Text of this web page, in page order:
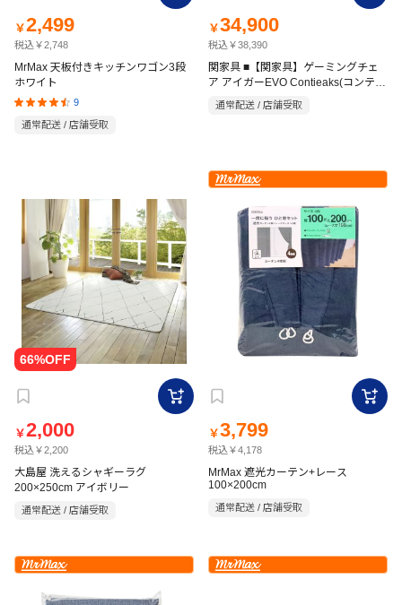
￥2,499
税込￥2,748
MrMax 天板付きキッチンワゴン3段
ホワイト
9
通常配送 / 店舗受取
￥34,900
税込￥38,390
関家具 ■【関家具】ゲーミングチェ
ア アイガーEVO Contieaks(コンティ
ークス)
通常配送 / 店舗受取
￥2,000
税込￥2,200
大島屋 洗えるシャギーラグ
200×250cm アイボリー
通常配送 / 店舗受取
￥3,799
税込￥4,178
MrMax 遮光カーテン+レース
100×200cm
通常配送 / 店舗受取